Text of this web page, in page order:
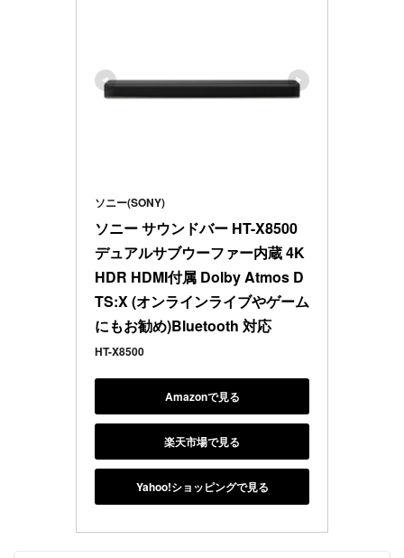
ソニー(SONY)
ソニー サウンドバー HT-X8500
デュアルサブウーファー内蔵 4K
HDR HDMI付属 Dolby Atmos D
TS:X (オンラインライブやゲーム
にもお勧め)Bluetooth 対応
HT-X8500
Amazonで見る
楽天市場で見る
Yahoo!ショッピングで見る